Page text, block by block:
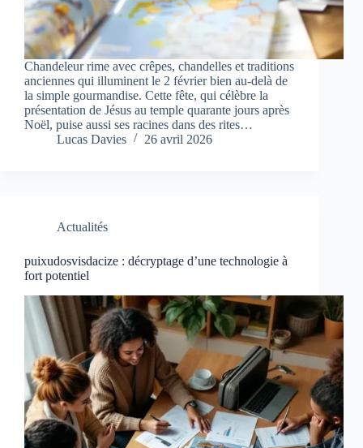
Chandeleur rime avec crêpes, chandelles et traditions
anciennes qui illuminent le 2 février bien au-delà de
la simple gourmandise. Cette fête, qui célèbre la
présentation de Jésus au temple quarante jours après
Noël, puise aussi ses racines dans des rites…
Lucas Davies
26 avril 2026
Actualités
puixudosvisdacize : décryptage d’une technologie à
fort potentiel